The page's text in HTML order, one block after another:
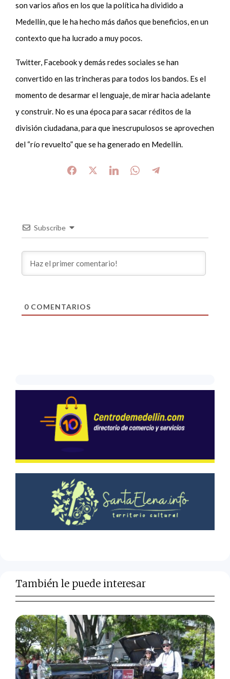
son varios años en los que la política ha dividido a
Medellín, que le ha hecho más daños que beneficios, en un
contexto que ha lucrado a muy pocos.
Twitter, Facebook y demás redes sociales se han
convertido en las trincheras para todos los bandos. Es el
momento de desarmar el lenguaje, de mirar hacia adelante
y construir. No es una época para sacar réditos de la
división ciudadana, para que inescrupulosos se aprovechen
del “río revuelto” que se ha generado en Medellín.
Subscribe
0COMENTARIOS
También le puede interesar